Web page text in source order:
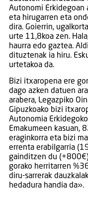
Autonomi Erkidegoan
eta hirugarren eta
dira. Goierrin,
urte 11,8koa zen.
haurra edo gaztea.
dituztenak ia hiru.
urtetakoa da.
Bizi itxaropena ere
dago azken datuen
arabera, Legazpiko
Gipuzkoako bizi
Autonomia
Emakumeen kasuan,
eraginkorra eta bizi
errenta erabilgarria
gainditzen du
gorako herritarren
diru-sarrerak
hedadura handia da».